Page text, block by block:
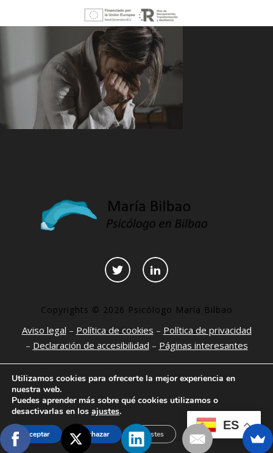
Copyrights © 2026 Psicólogo María Bilbao
Aviso legal – Política de cookies – Política de privacidad
– Declaración de accesibilidad – Páginas interesantes
ES
Utilizamos cookies para ofrecerte la mejor experiencia en
nuestra web.
Puedes aprender más sobre qué cookies utilizamos o
desactivarlas en los ajustes.
Aceptar Rechazar Ajustes